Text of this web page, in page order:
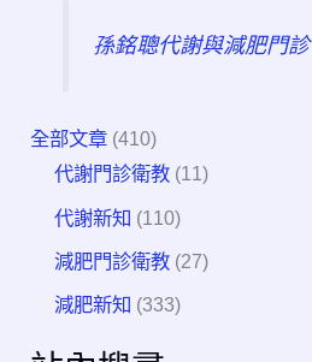
孫銘聰代謝與減肥門診
全部文章 (410)
代謝門診衛教 (11)
代謝新知 (110)
減肥門診衛教 (27)
減肥新知 (333)